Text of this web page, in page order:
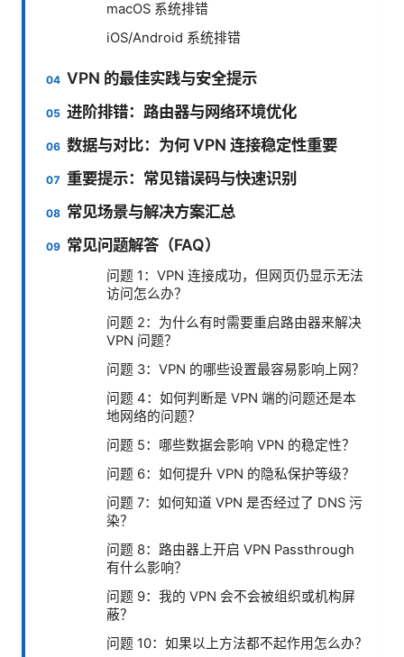
macOS 系统排错
iOS/Android 系统排错
VPN 的最佳实践与安全提示
进阶排错：路由器与网络环境优化
数据与对比：为何 VPN 连接稳定性重要
重要提示：常见错误码与快速识别
常见场景与解决方案汇总
常见问题解答（FAQ）
问题 1：VPN 连接成功，但网页仍显示无法
访问怎么办？
问题 2：为什么有时需要重启路由器来解决
VPN 问题？
问题 3：VPN 的哪些设置最容易影响上网？
问题 4：如何判断是 VPN 端的问题还是本
地网络的问题？
问题 5：哪些数据会影响 VPN 的稳定性？
问题 6：如何提升 VPN 的隐私保护等级？
问题 7：如何知道 VPN 是否经过了 DNS 污
染？
问题 8：路由器上开启 VPN Passthrough
有什么影响？
问题 9：我的 VPN 会不会被组织或机构屏
蔽？
问题 10：如果以上方法都不起作用怎么办？